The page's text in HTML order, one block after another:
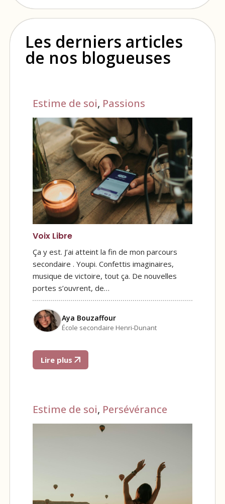
Les derniers articles
de nos blogueuses
Estime de soi, Passions
Voix Libre
Ça y est. J’ai atteint la fin de mon parcours
secondaire . Youpi. Confettis imaginaires,
musique de victoire, tout ça. De nouvelles
portes s’ouvrent, de…
Aya Bouzaffour
École secondaire Henri-Dunant
Lire plus
Estime de soi, Persévérance